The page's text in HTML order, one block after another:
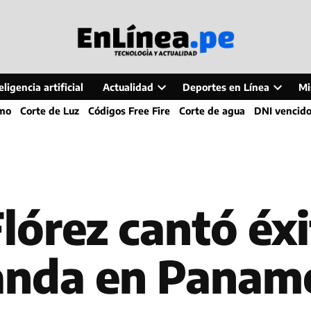
artificial Actualidad
Open
dropdown
Deportes en Línea
Open
dropdown
Corte de Luz Códigos Free Fire Corte de agua DNI vencido
cantó
en